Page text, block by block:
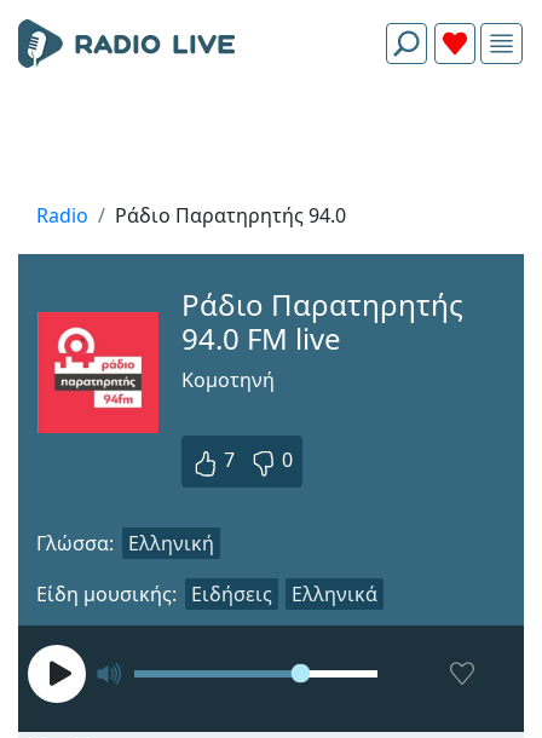
Radio Ράδιο Παρατηρητής 94.0
Ράδιο Παρατηρητής
94.0 FM live
Κομοτηνή
7 0
Είδη μουσικής: Ειδήσεις Ελληνικά
Γλώσσα: Ελληνική